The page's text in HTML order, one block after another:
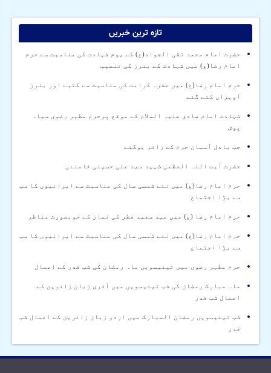
تازہ ترین خبریں
حضرت امام محمد تقی الجواد(ع) کے یوم شہادت کی مناسبت سے حرم
امام رضا(ع) میں شہادت کے بنرز کی تنصیب
حرم امام رضا(ع) میں عشرہ کرامت کی مناسبت سے کتبے اور بنرز
آویزاں کئے گئے
شہادت امام صادق علیہ السلام کے موقع پرحرم مطہر رضوی سیاہ
پوش
جب بادل آسمان حرم کے زائر ہوگئے
حضرت آیت اللہ العظمیٰ شہید سید علی حسینی خامنۂی
حرم امام رضا(ع) میں نئے شمسی سال کی مناسبت سے ایرانیوں کا سب
سے بڑا اجتماع
حرم امام رضا (ع) میں عید سعید فطر کی نماز کے خوبصورت مناظر
حرم امام رضا(ع) میں نئے شمسی سال کی مناسبت سے ایرانیوں کا سب
سے بڑا اجتماع
حرم مطہر رضوی میں تیئیسويں ماہ رمضان کی شب قدر کے اعمال
ماہ مبارک رمضان کی شب تیئیسويں میں آذری زبان زائرین کے
اعمال شب قدر
شب تیئیسويں رمضان المبارک میں اردو زبان زائرین کے اعمال شب
قدر